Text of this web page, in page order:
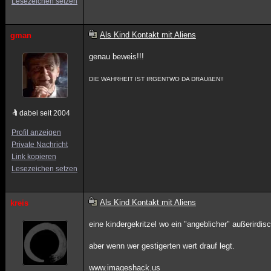
gman
dabei seit 2004
Profil anzeigen
Private Nachricht
Link kopieren
Lesezeichen setzen
Als Kind Kontakt mit Aliens
genau beweis!!!
DIE WAHRHEIT IST IRGENTWO DA DRAUßEN!!
kreis Als Kind Kontakt mit Aliens
eine kindergekritzel wo ein "angeblicher"
aber wenn wer gestigerten wert drauf legt.
www.imageshack.us